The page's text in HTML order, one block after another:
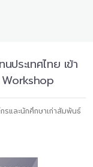
ระเทศไทย เข้า
และนักศึกษาเก่าสัมพันธ์